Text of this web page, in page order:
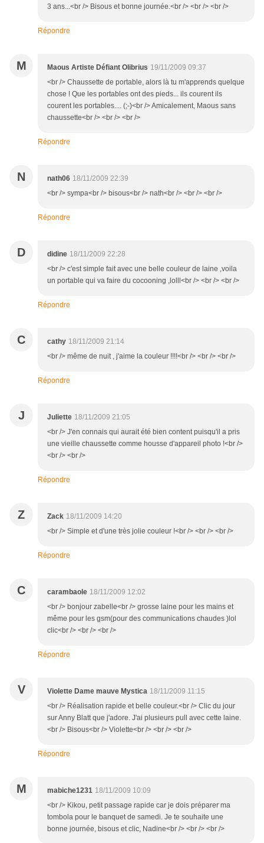
3 ans...<br /> Bisous et bonne journée.<br /> <br /> <br />
Répondre
M Maous Artiste Défiant Olibrius 19/11/2009 09:37
<br /> Chaussette de portable, alors là tu m'apprends quelque
chose ! Que les portables ont des pieds... ils courent ils
courent les portables.... (;-)<br /> Amicalement, Maous sans
chaussette<br /> <br /> <br />
Répondre
N nath06 18/11/2009 22:39
<br /> sympa<br /> bisous<br /> nath<br /> <br /> <br />
Répondre
D didine 18/11/2009 22:28
<br /> c'est simple fait avec une belle couleur de laine ,voila
un portable qui va faire du cocooning ,lolll<br /> <br /> <br />
Répondre
C cathy 18/11/2009 21:14
<br /> même de nuit , j'aime la couleur !!!!<br /> <br /> <br />
Répondre
J Juliette 18/11/2009 21:05
<br /> J'en connais qui aurait été bien content puisqu'il a pris
une vieille chaussette comme housse d'appareil photo !<br />
<br /> <br />
Répondre
Z Zack 18/11/2009 14:20
<br /> Simple et d'une très jolie couleur !<br /> <br /> <br />
Répondre
C carambaole 18/11/2009 12:02
<br /> bonjour zabelle<br /> grosse laine pour les mains et
même pour les gsm(pour des communications chaudes )lol
clic<br /> <br /> <br />
Répondre
V Violette Dame mauve Mystica 18/11/2009 11:15
<br /> Réalisation rapide et belle couleur.<br /> Clic du jour
sur Anny Blatt que j'adore. J'ai plusieurs pull avec cette laine.
<br /> Bisous<br /> Violette<br /> <br /> <br />
Répondre
M mabiche1231 18/11/2009 10:09
<br /> Kikou, petit passage rapide car je dois préparer ma
tombola pour le banquet de samedi. Je te souhaite une
bonne journée, bisous et clic, Nadine<br /> <br /> <br />